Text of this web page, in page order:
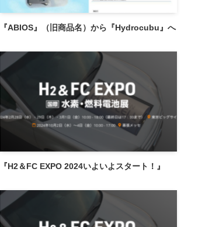
『ABIOS』（旧商品名）から『Hydrocubu』へ
『H2＆FC EXPO 2024いよいよスタート！』